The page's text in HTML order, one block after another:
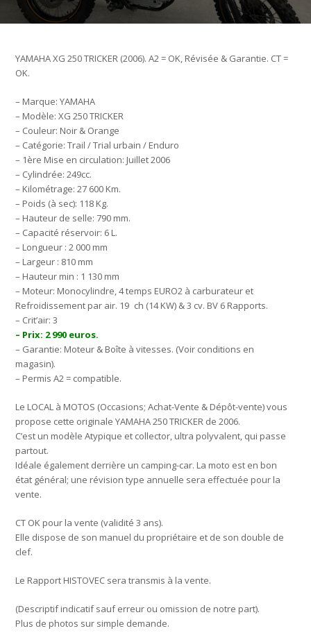
YAMAHA XG 250 TRICKER (2006). A2 = OK, Révisée & Garantie. CT =
OK.
– Marque: YAMAHA
– Modèle: XG 250 TRICKER
– Couleur: Noir & Orange
– Catégorie: Trail / Trial urbain / Enduro
– 1ère Mise en circulation: Juillet 2006
– Cylindrée: 249cc.
– Kilométrage: 27 600 Km.
– Poids (à sec): 118 Kg.
– Hauteur de selle: 790 mm.
– Capacité réservoir: 6 L.
– Longueur : 2 000 mm
– Largeur : 810 mm
– Hauteur min : 1 130 mm
– Moteur: Monocylindre, 4 temps EURO2 à carburateur et
Refroidissement par air. 19 ch (14 KW) & 3 cv. BV 6 Rapports.
– Crit’air: 3
– Prix: 2 990 euros.
– Garantie: Moteur & Boîte à vitesses. (Voir conditions en
magasin).
– Permis A2 = compatible.
Le LOCAL à MOTOS (Occasions; Achat-Vente & Dépôt-vente) vous
propose cette originale YAMAHA 250 TRICKER de 2006.
C’est un modèle Atypique et collector, ultra polyvalent, qui passe
partout.
Idéale également derrière un camping-car. La moto est en bon
état général; une révision type annuelle sera effectuée pour la
vente.
CT OK pour la vente (validité 3 ans).
Elle dispose de son manuel du propriétaire et de son double de
clef.
Le Rapport HISTOVEC sera transmis à la vente.
(Descriptif indicatif sauf erreur ou omission de notre part).
Plus de photos sur simple demande.